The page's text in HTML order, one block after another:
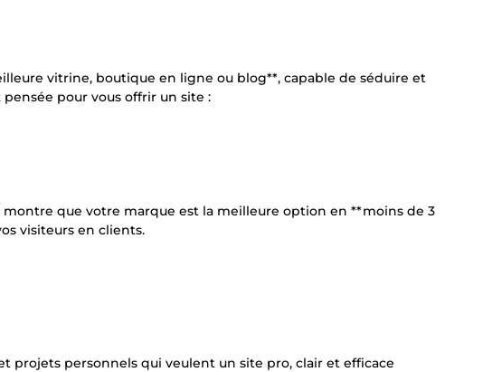
vitrine, boutique en ligne ou blog**, capable de séduire et
pour vous offrir un site :
que votre marque est la meilleure option en **moins de 3
visiteurs en clients.
projets personnels qui veulent un site pro, clair et efficace